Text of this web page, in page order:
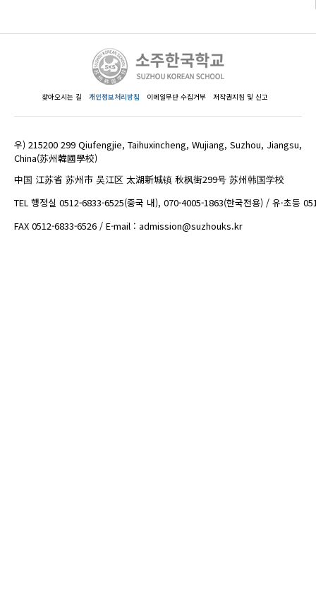
찾아오시는 길 개인정보처리방침 이메일무단 수집거부 저작권지침 및 신고
우) 215200 299 Qiufengjie, Taihuxincheng, Wujiang, Suzhou, Jiangsu,
China(苏州韓國學校)
中国 江苏省 苏州市 吴江区 太湖新城镇 秋枫街299号 苏州韩国学校
TEL 행정실 0512-6833-6525(중국 내), 070-4005-1863(한국전용) / 유·초등
FAX 0512-6833-6526 / E-mail : admission@suzhouks.kr